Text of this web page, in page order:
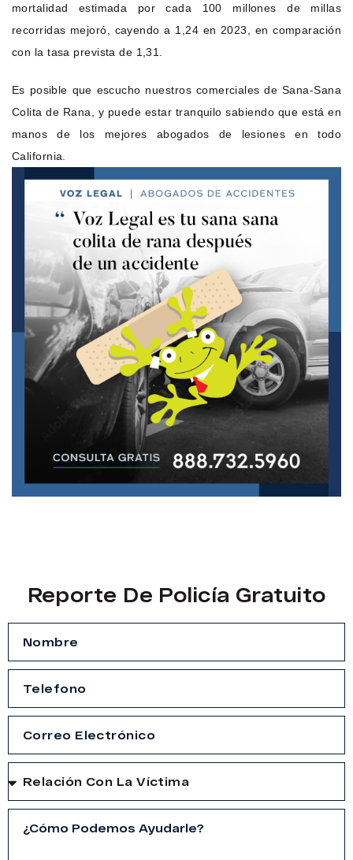
mortalidad estimada por cada 100 millones de millas
recorridas mejoró, cayendo a 1,24 en 2023, en comparación
con la tasa prevista de 1,31.
Es posible que escucho nuestros comerciales de Sana-Sana
Colita de Rana, y puede estar tranquilo sabiendo que está en
manos de los mejores abogados de lesiones en todo
California.
Reporte De Policía Gratuito